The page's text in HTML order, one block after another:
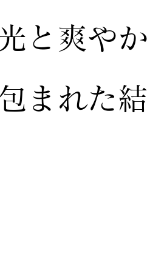
と爽やか
まれた結